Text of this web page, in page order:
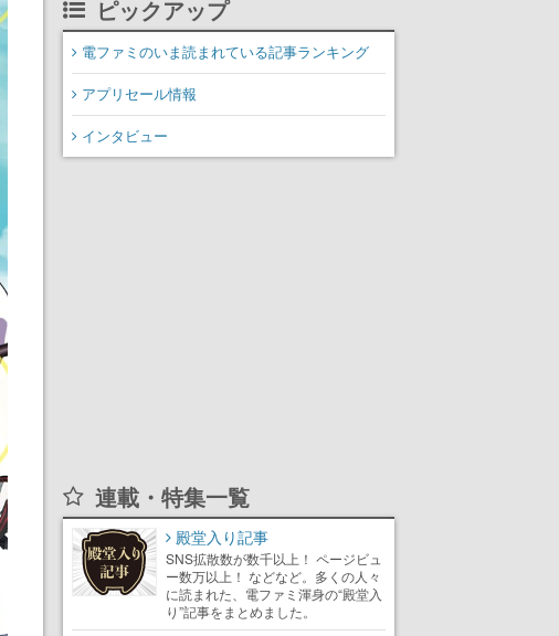
ピックアップ
電ファミのいま読まれている記事ランキング
アプリセール情報
インタビュー
連載・特集一覧
殿堂入り記事
SNS拡散数が数千以上！ ページビュ
ー数万以上！ などなど。多くの人々
に読まれた、電ファミ渾身の“殿堂入
り”記事をまとめました。